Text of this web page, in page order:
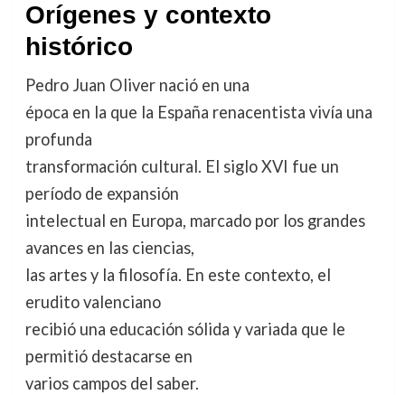
Orígenes y contexto
histórico
Pedro Juan Oliver nació en una
época en la que la España renacentista vivía una
profunda
transformación cultural. El siglo XVI fue un
período de expansión
intelectual en Europa, marcado por los grandes
avances en las ciencias,
las artes y la filosofía. En este contexto, el
erudito valenciano
recibió una educación sólida y variada que le
permitió destacarse en
varios campos del saber.